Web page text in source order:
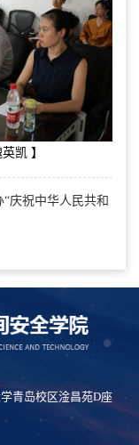
凯 】
庆祝中华人民共和
青岛校区淦昌苑D座